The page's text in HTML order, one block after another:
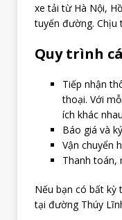
xe tải từ Hà Nội,
tuyến đường. Chịu
Quy trình
Tiếp nhận
thoại. Với
ích khác
Báo giá và
Vận chuyển
Thanh toán,
Nếu bạn có bất kỳ
tại đường Thúy